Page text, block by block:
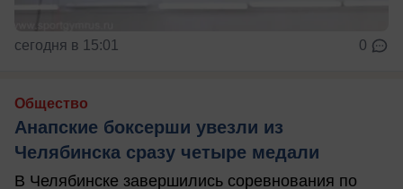
сегодня в 15:01 0
Общество
Анапские боксерши увезли из
Челябинска сразу четыре медали
В Челябинске завершились соревнования по